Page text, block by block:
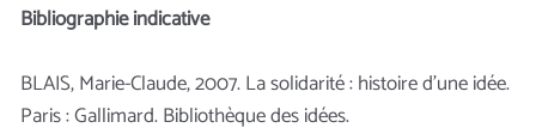
Bibliographie indicative
BLAIS, Marie-Claude, 2007. La solidarité : histoire d’une idée.
Paris : Gallimard. Bibliothèque des idées.